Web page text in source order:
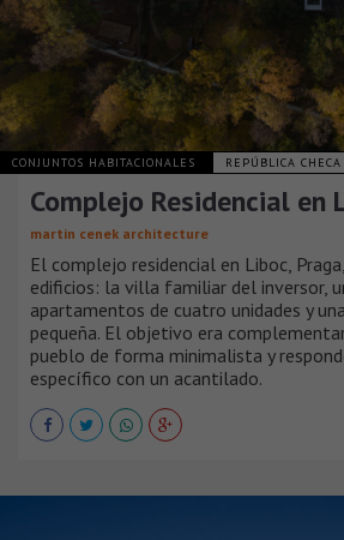
CONJUNTOS HABITACIONALES REPÚBLICA CHECA
Complejo Residencial en
martin cenek architecture
El complejo residencial en Liboc,
edificios: la villa familiar del inversor,
apartamentos de cuatro unidades y
pequeña. El objetivo era
pueblo de forma minimalista y
específico con un acantilado.